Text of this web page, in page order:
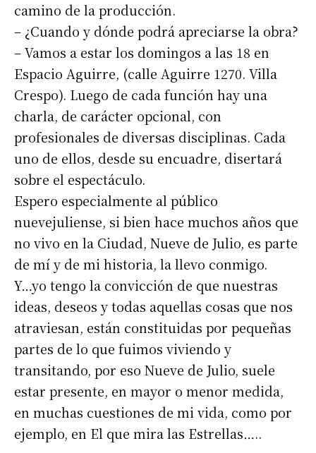
Suscribirme gratis
Dirección de correo electrónico*
Nombre
Apellidos
Número de teléfono
camino de la producción.
– ¿Cuando y dónde podrá apreciarse la obra?
– Vamos a estar los domingos a las 18 en
Espacio Aguirre, (calle Aguirre 1270. Villa
Crespo). Luego de cada función hay una
charla, de carácter opcional, con
profesionales de diversas disciplinas. Cada
uno de ellos, desde su encuadre, disertará
sobre el espectáculo.
Espero especialmente al público
nuevejuliense, si bien hace muchos años que
no vivo en la Ciudad, Nueve de Julio, es parte
de mí y de mi historia, la llevo conmigo.
Y…yo tengo la convicción de que nuestras
ideas, deseos y todas aquellas cosas que nos
atraviesan, están constituidas por pequeñas
partes de lo que fuimos viviendo y
transitando, por eso Nueve de Julio, suele
estar presente, en mayor o menor medida,
en muchas cuestiones de mi vida, como por
ejemplo, en El que mira las Estrellas…..